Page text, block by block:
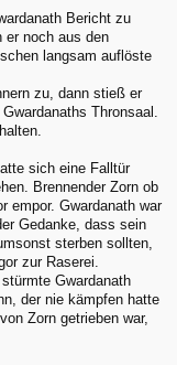
Bericht zu
er noch aus den
langsam auflöste
zu, dann stieß er
Thronsaal.
sich eine Falltür
Brennender Zorn ob
empor. Gwardanath war
Gedanke, dass sein
sterben sollten,
zur Raserei.
Gwardanath
der nie kämpfen hatte
Zorn getrieben war,